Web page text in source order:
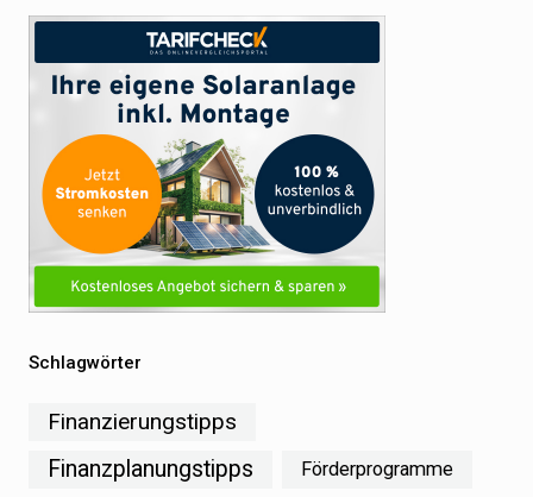
Schlagwörter
Finanzierungstipps
Finanzplanungstipps
Förderprogramme